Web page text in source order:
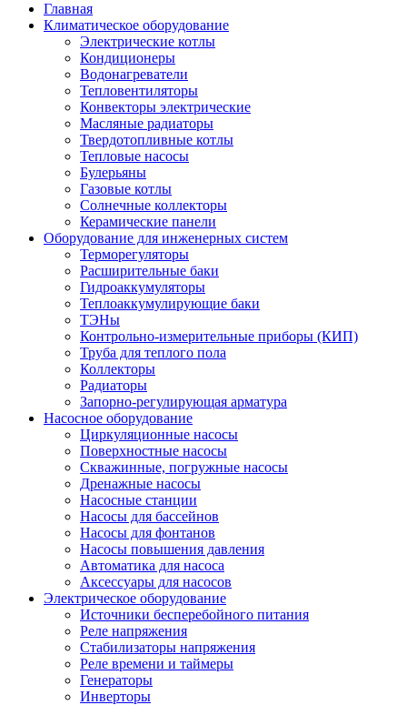
Главная
Климатическое оборудование
Электрические котлы
Кондиционеры
Водонагреватели
Тепловентиляторы
Конвекторы электрические
Масляные радиаторы
Твердотопливные котлы
Тепловые насосы
Булерьяны
Газовые котлы
Солнечные коллекторы
Керамические панели
Оборудование для инженерных систем
Терморегуляторы
Расширительные баки
Гидроаккумуляторы
Теплоаккумулирующие баки
ТЭНы
Контрольно-измерительные приборы (КИП)
Труба для теплого пола
Коллекторы
Радиаторы
Запорно-регулирующая арматура
Насосное оборудование
Циркуляционные насосы
Поверхностные насосы
Скважинные, погружные насосы
Дренажные насосы
Насосные станции
Насосы для бассейнов
Насосы для фонтанов
Насосы повышения давления
Автоматика для насоса
Аксессуары для насосов
Электрическое оборудование
Источники бесперебойного питания
Реле напряжения
Стабилизаторы напряжения
Реле времени и таймеры
Генераторы
Инверторы